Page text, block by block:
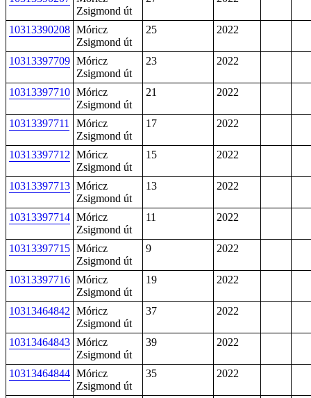
Zsigmond út
10313390208 Móricz
Zsigmond út
25 2022
10313397709 Móricz
Zsigmond út
23 2022
10313397710 Móricz
Zsigmond út
21 2022
10313397711
Móricz
Zsigmond út
17 2022
10313397712 Móricz
Zsigmond út
15 2022
10313397713 Móricz
Zsigmond út
13 2022
10313397714 Móricz
Zsigmond út
11 2022
10313397715 Móricz
Zsigmond út
9 2022
10313397716 Móricz
Zsigmond út
19 2022
10313464842 Móricz
Zsigmond út
37 2022
10313464843 Móricz
Zsigmond út
39 2022
10313464844 Móricz
Zsigmond út
35 2022